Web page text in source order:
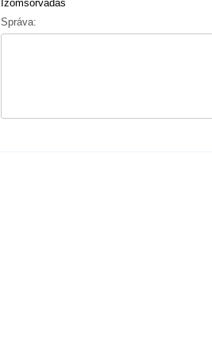
Izomsorvadás
Správa: